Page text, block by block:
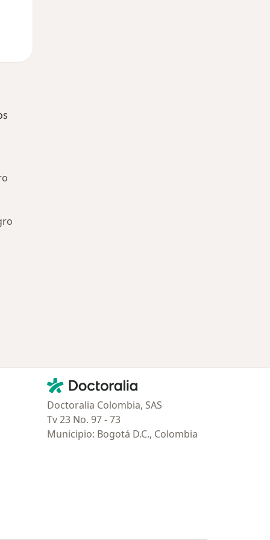
Contacto
Doctoralia - Página de inicio
Doctoralia Colombia, SAS
Tv 23 No. 97 - 73
Municipio: Bogotá D.C., Colombia